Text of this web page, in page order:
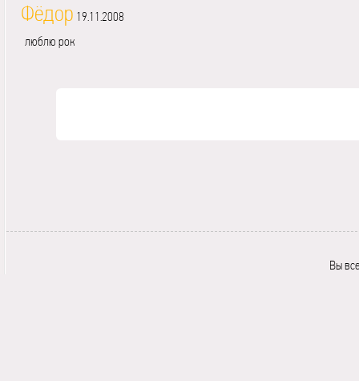
Фёдор 19.11.2008
люблю рок
Вы